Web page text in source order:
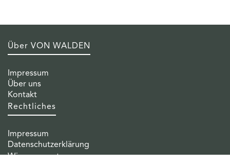
Über VON WALDEN
Impressum
Über uns
Kontakt
Rechtliches
Impressum
Datenschutzerklärung
Wissenswertes